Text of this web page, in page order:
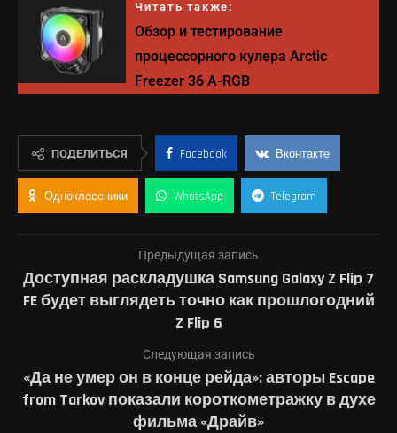
Читать также:
Обзор и тестирование
процессорного кулера Arctic
Freezer 36 A-RGB
ПОДЕЛИТЬСЯ Facebook Вконтакте
Одноклассники WhatsApp Telegram
Предыдущая запись
Доступная раскладушка Samsung Galaxy Z Flip 7
FE будет выглядеть точно как прошлогодний
Z Flip 6
Следующая запись
«Да не умер он в конце рейда»: авторы Escape
from Tarkov показали короткометражку в духе
фильма «Драйв»